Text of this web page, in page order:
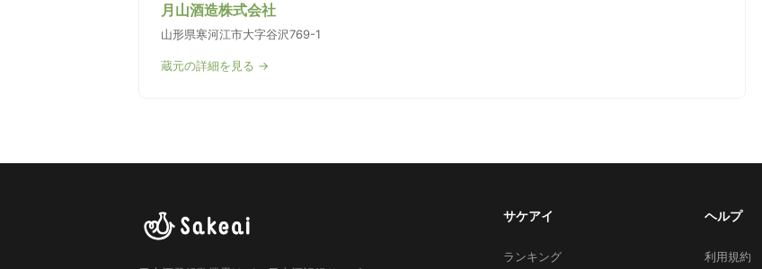
月山酒造株式会社
山形県寒河江市大字谷沢769-1
蔵元の詳細を見る →
サケアイ
ランキング
ヘルプ
利用規約